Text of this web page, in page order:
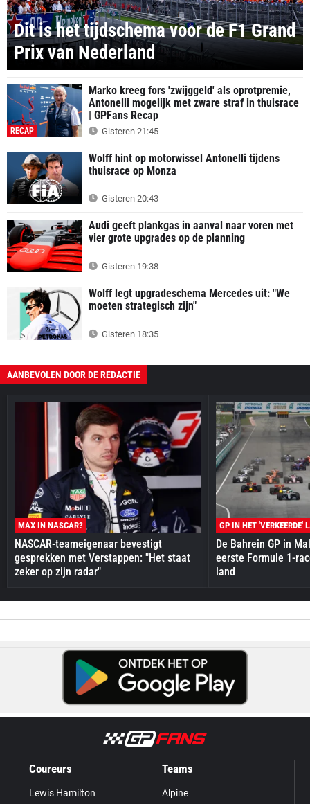
Dit is het tijdschema voor de F1 Grand
Prix van Nederland
RECAP
Marko kreeg fors 'zwijggeld' als oprotpremie,
Antonelli mogelijk met zware straf in thuisrace
| GPFans Recap
Gisteren 21:45
Wolff hint op motorwissel Antonelli tijdens
thuisrace op Monza
Gisteren 20:43
Audi geeft plankgas in aanval naar voren met
vier grote upgrades op de planning
Gisteren 19:38
Wolff legt upgradeschema Mercedes uit: "We
moeten strategisch zijn"
Gisteren 18:35
AANBEVOLEN DOOR DE REDACTIE
MAX IN NASCAR?
NASCAR-teameigenaar bevestigt
gesprekken met Verstappen: "Het staat
zeker op zijn radar"
GP IN HET 'VERKEERDE'
De Bahrein GP in
eerste Formule 1-
land
Coureurs
Lewis Hamilton
Teams
Alpine